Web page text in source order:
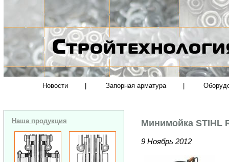
Новости Запорная арматура
Наша продукция Минимойка STIHL
9 Ноябрь 2012